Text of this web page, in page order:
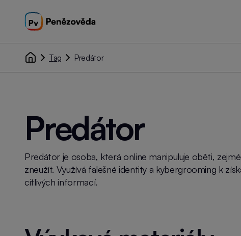
Tag Predátor
Predátor
Predátor je osoba, která online manipuluje oběti,
zneužít. Využívá falešné identity a kybergrooming k
citlivých informací.